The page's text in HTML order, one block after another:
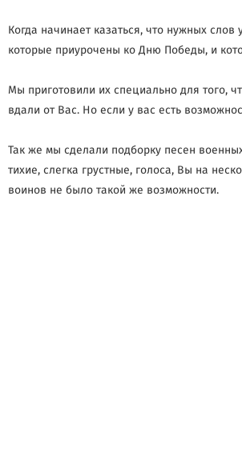
Когда начинает казаться, что нужных
которые приурочены ко Дню Победы, и
Мы приготовили их специально для того,
вдали от Вас. Но если у вас есть
Так же мы сделали подборку песен
тихие, слегка грустные, голоса, Вы на
воинов не было такой же возможности.